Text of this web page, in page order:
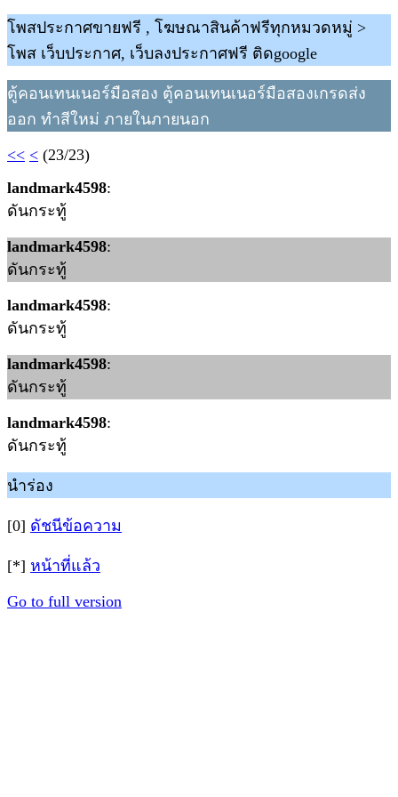
โพสประกาศขายฟรี , โฆษณาสินค้าฟรีทุกหมวดหมู่ >
โพส เว็บประกาศ, เว็บลงประกาศฟรี ติดgoogle
ตู้คอนเทนเนอร์มือสอง ตู้คอนเทนเนอร์มือสองเกรดส่ง
ออก ทำสีใหม่ ภายในภายนอก
<< < (23/23)
landmark4598:
ดันกระทู้
landmark4598:
ดันกระทู้
landmark4598:
ดันกระทู้
landmark4598:
ดันกระทู้
landmark4598:
ดันกระทู้
นำร่อง
[0] ดัชนีข้อความ
[*] หน้าที่แล้ว
Go to full version